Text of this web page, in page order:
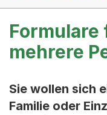
Formulare
mehrere
Sie wollen sich
Familie oder